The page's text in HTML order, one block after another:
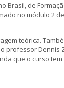
Brasil, de
no módulo 2
teórica.
professor Dennis
que o curso